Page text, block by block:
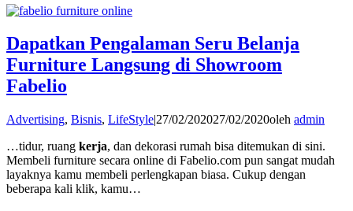
Dapatkan Pengalaman Seru Belanja
Furniture Langsung di Showroom
Fabelio
Advertising, Bisnis, LifeStyle|27/02/202027/02/2020oleh admin
…tidur, ruang kerja, dan dekorasi rumah bisa ditemukan di sini.
Membeli furniture secara online di Fabelio.com pun sangat mudah
layaknya kamu membeli perlengkapan biasa. Cukup dengan
beberapa kali klik, kamu…